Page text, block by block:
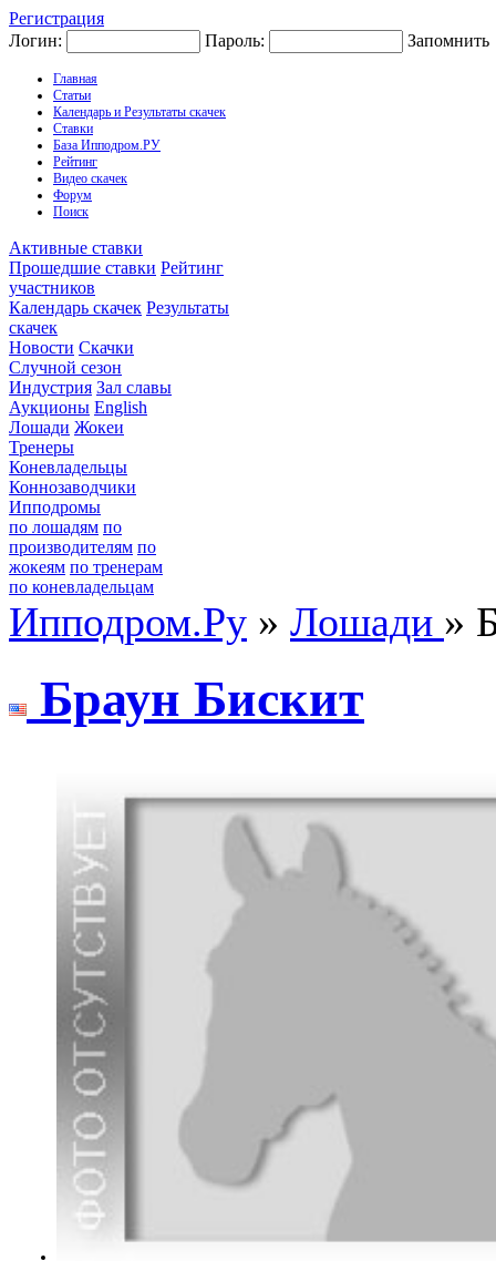
Регистрация
Логин:
Пароль: Запомнить
Главная
Статьи
Календарь и Результаты скачек
Ставки
База Ипподром.РУ
Рейтинг
Видео скачек
Форум
Поиск
Активные ставки
Прошедшие ставки Рейтинг
участников
Календарь скачек Результаты
скачек
Новости Скачки
Случной сезон
Индустрия Зал славы
Аукционы English
Лошади Жокеи
Тренеры
Коневладельцы
Коннозаводчики
Ипподромы
по лошадям по
производителям по
жокеям по тренерам
по коневладельцам
Ипподром.Ру » Лошади »
Бpаун Бискит